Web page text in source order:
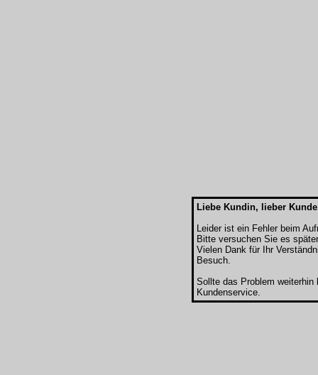
Liebe Kundin, lieber
Leider ist ein Fehler beim
Bitte versuchen Sie es
Vielen Dank für Ihr
Besuch.
Sollte das Problem
Kundenservice.